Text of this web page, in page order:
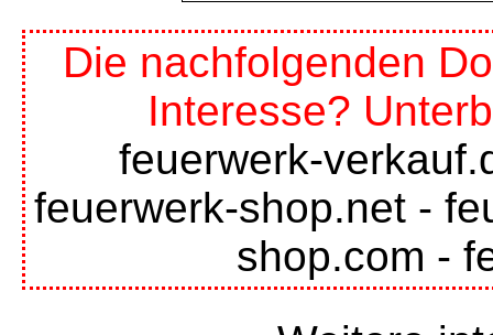
Die nachfolgenden
Interesse?
feuerwerk-
feuerwerk-shop.net-
shop.com -